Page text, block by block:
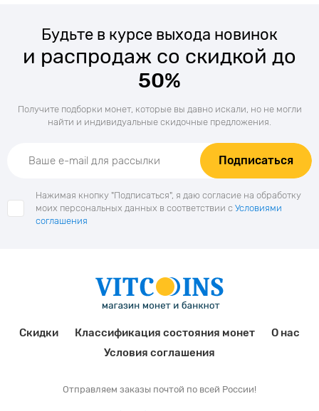
Будьте в курсе выхода новинок
и распродаж со скидкой до
50%
Получите подборки монет, которые вы давно искали, но не могли
найти и индивидуальные скидочные предложения.
Подписаться
Нажимая кнопку "Подписаться", я даю согласие на обработку
моих персональных данных в соответствии с Условиями
соглашения
Скидки Классификация состояния монет
О нас
Условия соглашения
Отправляем заказы почтой по всей России!